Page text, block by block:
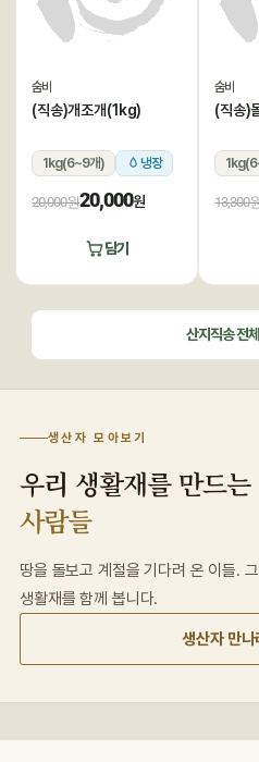
숨비
(직송)개조개(1kg)
1kg(6~9개) 냉장
20,000원20,000원
담기
숨비
(직송)
13,300
산지직송 전
생산자 모아보기
우리 생활재를 만드는
사람들
땅을 돌보고 계절을 기다려 온 이들.
생활재를 함께 봅니다.
생산자 만나